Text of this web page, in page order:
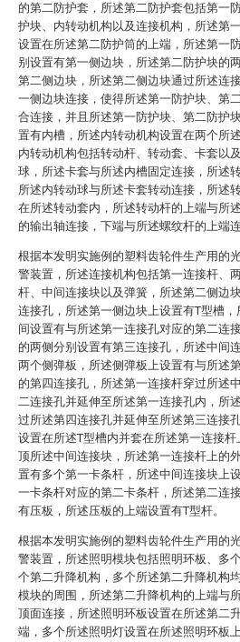
的第二防护套，所述第二防护套包括第一
护块、内转动机构以及连接机构，所述第
设置在所述第二防护筒的上端，所述第一
别设置有第一侧边块，所述第二防护块的
第二侧边块，所述第二侧边块通过所述连
一侧边块连接，使得所述第一防护块、第
合连接，并且所述第一防护块、第二防护
置有内槽，所述内转动机构设置在两个所
内转动机构包括转动杆、转动套、卡套以
球，所述卡套与所述内槽固定连接，所述
所述内转动球与所述卡套转动连接，所述
在所述转动套内，所述转动杆的上端与所
的输出轴连接，下端与所述螺纹杆的上端连
根据本发明实施例的塑料齿轮件生产用的
警装置，所述连接机构包括第一连接杆、
杆、中间连接块以及弹簧，所述第二侧边
连接孔，所述第一侧边块上设置有T型槽，
间设置有与所述第一连接孔对应的第二连
的两侧分别设置有第三连接孔，所述中间
两个侧弹板，所述侧弹板上设置有与所述
的第四连接孔，所述第一连接杆穿过所述
二连接孔并延伸至所述第一连接孔内，所
过所述第四连接孔并延伸至所述第三连接
设置在所述T型槽内并套在所述第一连接
顶所述中间连接块，所述第一连接杆上的
置有多个第一卡条杆，所述中间连接块上
一卡条杆对应的第二卡条杆，所述第二连
有压板，所述压板的上端设置有T型杆。
根据本发明实施例的塑料齿轮件生产用的
警装置，所述照明模块包括照明环板、多
个第二升降机构，多个所述第二升降机构
模块的周围，所述第二升降机构的上端与
顶面连接，所述照明环板设置在所述第二
端，多个所述照明灯设置在所述照明环板